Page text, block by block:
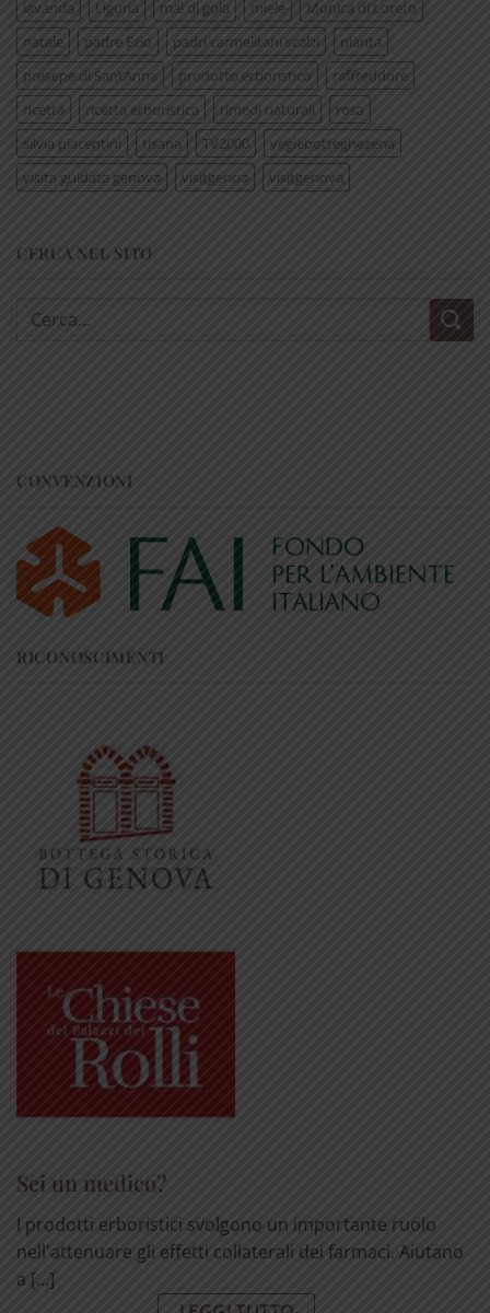
lavanda
Liguria mal di gola miele
Monica di Loreto
natale
padre Ezio padri carmelitani scalzi
pianta
presepe di SantAnna
prodotto erboristico
raffreddore
ricetta
ricetta erboristica rimedi naturali
rosa
silvia piacentini
tisana TV2000
vegiebotteghezena
visita guidata genova
visitgenoa visitgenova
CERCA NEL SITO
Cerca:
CONVENZIONI
RICONOSCIMENTI
Sei un medico?
I prodotti erboristici svolgono un importante ruolo
nell'attenuare gli effetti collaterali dei farmaci. Aiutano
a [...]